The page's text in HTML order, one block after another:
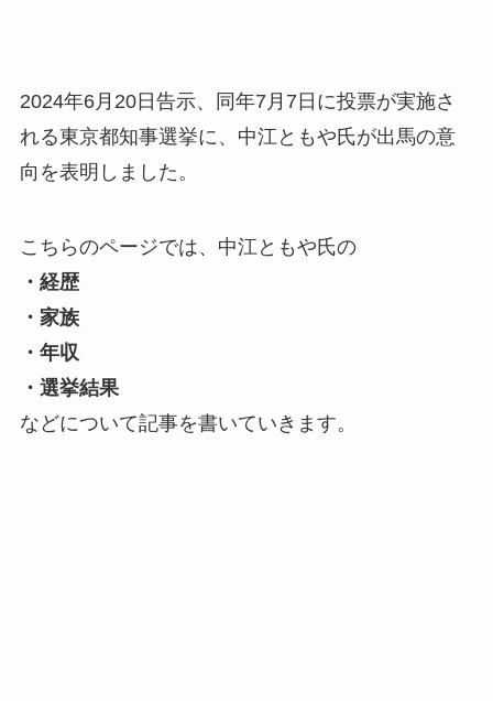
2024年6月20日告示、同年7月7日に投票が実施さ
れる東京都知事選挙に、中江ともや氏が出馬の意
向を表明しました。
こちらのページでは、中江ともや氏の
・経歴
・家族
・年収
・選挙結果
などについて記事を書いていきます。